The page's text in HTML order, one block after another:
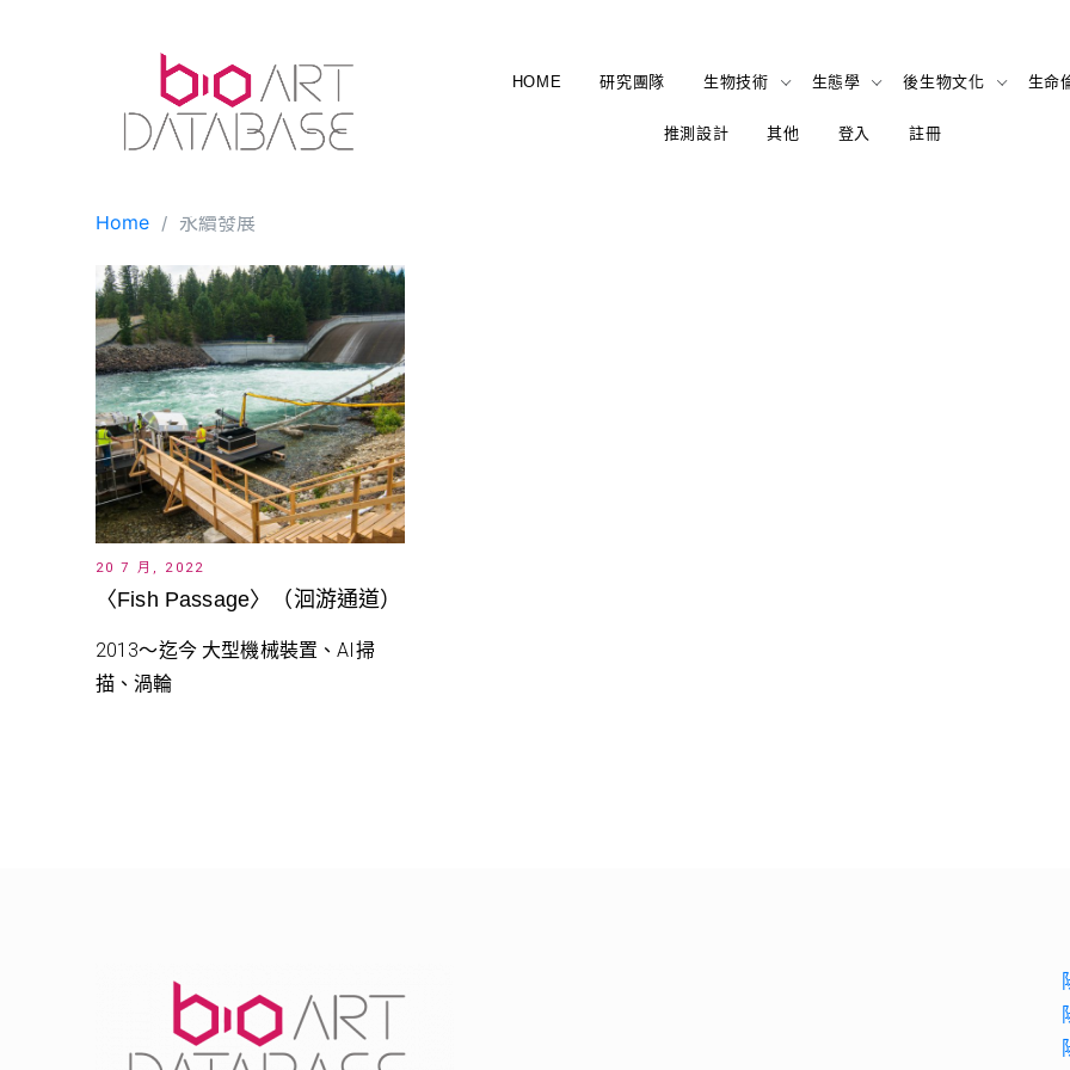
HOME 研究團隊 生物技術 生態學 後生物文化 生命
推測設計 其他 登入 註冊
Home 永續發展
20 7 月, 2022
〈Fish Passage〉（洄游通道）
2013～迄今 大型機械裝置、AI掃
描、渦輪